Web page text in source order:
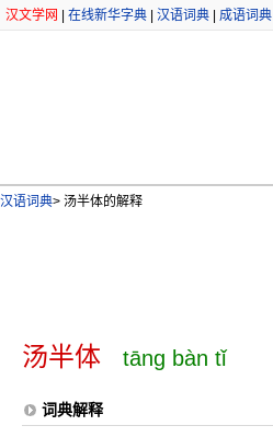
汉文学网 在线新华字典 汉语词典 成语词典
汉语词典> 汤半体的解释
汤半体 tāng bàn tǐ
词典解释